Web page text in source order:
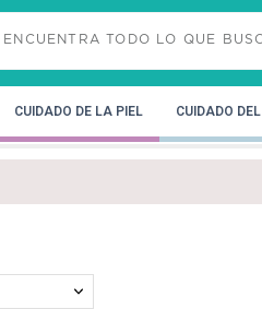
CUIDADO DE LA PIEL CUIDADO